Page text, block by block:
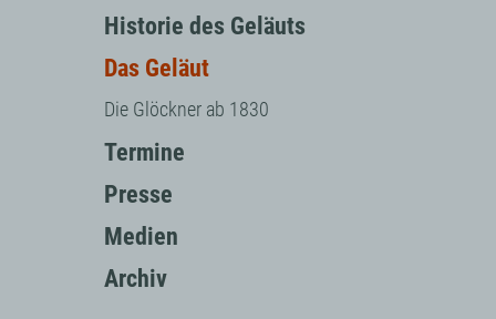
Historie des Geläuts
Das Geläut
Die Glöckner ab 1830
Termine
Presse
Medien
Archiv